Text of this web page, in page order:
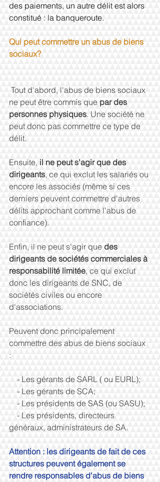
des paiements, un autre délit est alors
constitué : la banqueroute.
Qui peut commettre un abus de biens
sociaux?
ne peut être commis que par des
personnes physiques. Une société ne
peut donc pas commettre ce type de
délit.
Ensuite, il ne peut s'agir que des
dirigeants, ce qui exclut les salariés ou
encore les associés (même si ces
derniers peuvent commettre d'autres
délits approchant comme l'abus de
confiance).
Enfin, il ne peut s'agir que des
dirigeants de sociétés commerciales à
responsabilité limitée, ce qui exclut
donc les dirigeants de SNC, de
sociétés civiles ou encore
d'associations.
Peuvent donc principalement
commettre des abus de biens sociaux
:
    - Les gérants de SARL ( ou EURL);
    - Les gérants de SCA;
    - Les présidents de SAS (ou SASU);
généraux, administrateurs de SA.
Attention : les dirigeants de fait de ces
structures peuvent également se
rendre responsables d'abus de biens